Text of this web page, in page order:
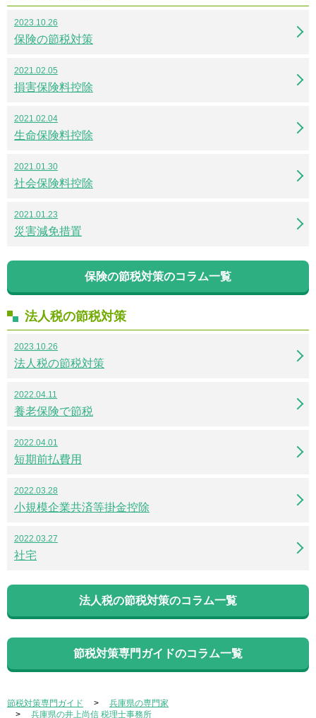
2023.10.26
保険の節税対策
2021.02.05
損害保険料控除
2021.02.04
生命保険料控除
2021.01.30
社会保険料控除
2021.01.23
災害減免措置
保険の節税対策のコラム一覧
法人税の節税対策
2023.10.26
法人税の節税対策
2022.04.11
養老保険で節税
2022.04.01
短期前払費用
2022.03.28
小規模企業共済等掛金控除
2022.03.27
社宅
法人税の節税対策のコラム一覧
節税対策専門ガイドのコラム一覧
節税対策専門ガイド
兵庫県の専門家
兵庫県の井上尚信 税理士事務所